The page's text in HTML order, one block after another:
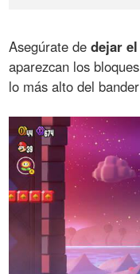
Asegúrate dedejar
aparezcan los
lo más alto del